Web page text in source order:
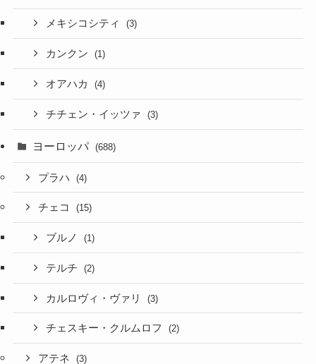
メキシコシティ (3)
カンクン (1)
オアハカ (4)
チチェン・イッツァ (3)
ヨーロッパ (688)
プラハ (4)
チェコ (15)
ブルノ (1)
テルチ (2)
カルロヴィ・ヴァリ (3)
チェスキー・クルムロフ (2)
アテネ (3)